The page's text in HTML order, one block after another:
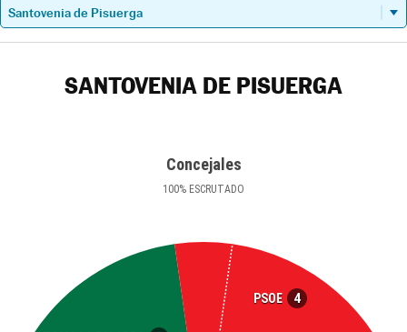
SANTOVENIA DE PISUERGA
Concejales
100% ESCRUTADO
PSOE 4